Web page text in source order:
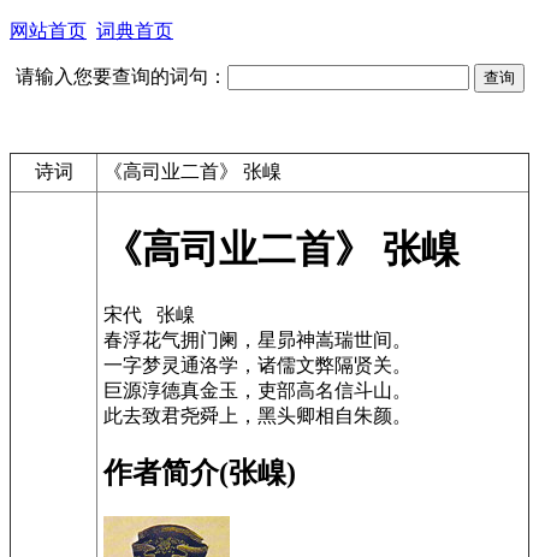
网站首页 词典首页
请输入您要查询的词句：
诗词 《高司业二首》 张嵲
《高司业二首》 张嵲
宋代 张嵲
春浮花气拥门阑，星昴神嵩瑞世间。
一字梦灵通洛学，诸儒文弊隔贤关。
巨源淳德真金玉，吏部高名信斗山。
此去致君尧舜上，黑头卿相自朱颜。
作者简介(张嵲)